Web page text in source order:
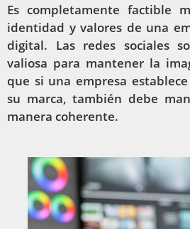
Es completamente factible
identidad y valores de una
digital. Las redes sociales
valiosa para mantener la
que si una empresa
su marca, también debe
manera coherente.